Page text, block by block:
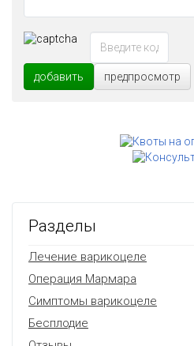
добавить предпросмотр
Разделы
Лечение варикоцеле
Операция Мармара
Симптомы варикоцеле
Бесплодие